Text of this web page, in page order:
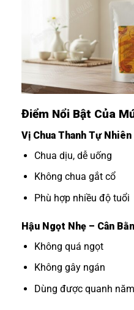
Điểm Nổi Bật Của
Vị Chua Thanh Tự
Chua dịu, dễ uống
Không chua gắt cổ
Phù hợp nhiều độ tuổi
Hậu Ngọt Nhẹ – Cân
Không quá ngọt
Không gây ngán
Dùng được quanh năm